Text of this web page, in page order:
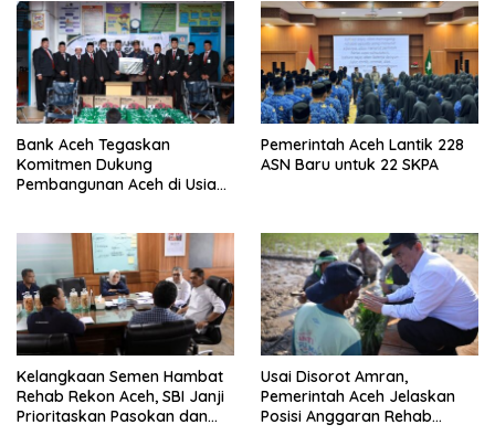
Bank Aceh Tegaskan
Komitmen Dukung
Pembangunan Aceh di Usia
Pemerintah Aceh Lantik 228
ASN Baru untuk 22 SKPA
Kelangkaan Semen Hambat
Rehab Rekon Aceh, SBI Janji
Prioritaskan Pasokan dan
Usai Disorot Amran,
Pemerintah Aceh Jelaskan
Posisi Anggaran Rehab